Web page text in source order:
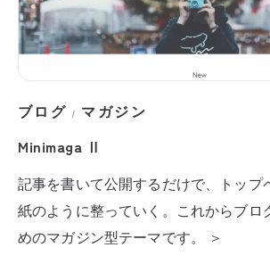
ブログ / マガジン
Minimaga Ⅱ
記事を書いて公開するだけで、トップ
紙のように整っていく。これからブロ
めのマガジン型テーマです。 ＞